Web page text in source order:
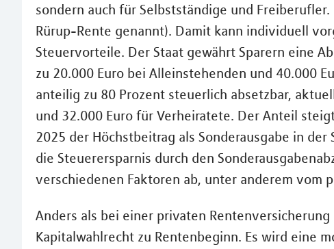
sondern auch für Selbstständige und
Rürup-Rente genannt). Damit kann individuell
Steuervorteile. Der Staat gewährt Sparern eine
zu 20.000 Euro bei Alleinstehenden und 40.000
anteilig zu 80 Prozent steuerlich absetzbar,
und 32.000 Euro für Verheiratete. Der Anteil
2025 der Höchstbeitrag als Sonderausgabe in
die Steuerersparnis durch den
verschiedenen Faktoren ab, unter anderem vom
Anders als bei einer privaten
Kapitalwahlrecht zu Rentenbeginn. Es wird eine